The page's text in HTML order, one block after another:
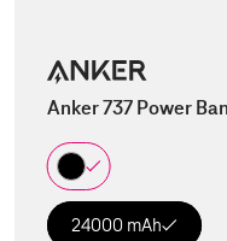
Anker 737 Power
24000 mAh